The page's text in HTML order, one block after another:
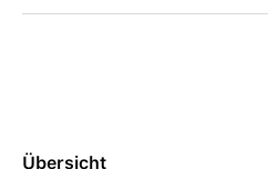
Übersicht